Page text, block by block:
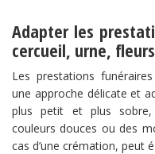
Adapter les
cercueil, urne,
Les prestations
une approche délicate et
plus petit et plus
couleurs douces ou des
cas d’une crémation, peut